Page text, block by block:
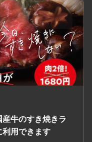
産牛のすき焼きラ
用できます